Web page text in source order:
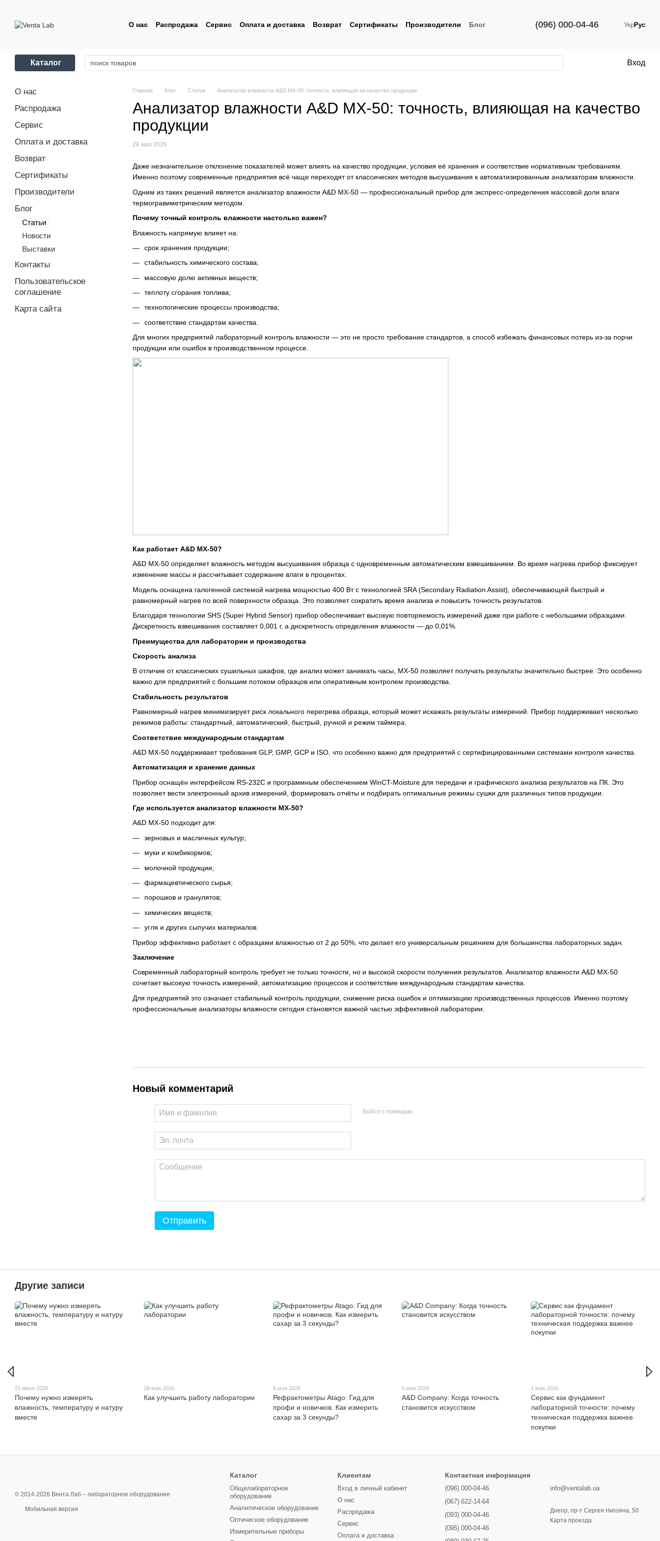
О нас Распродажа Сервис Оплата и доставка Возврат Сертификаты Производители
Блог
(096) 000-04-46 УкрРус
Каталог Вход
Главная Блог Статьи Анализатор влажности A&D MX-50: точность, влияющая на качество продукции
Анализатор влажности A&D MX-50: точность, влияющая на качество
продукции
28 мая 2026
Даже незначительное отклонение показателей может влиять на качество продукции, условия её хранения и соответствие нормативным требованиям.
Именно поэтому современные предприятия всё чаще переходят от классических методов высушивания к автоматизированным анализаторам влажности.
Одним из таких решений является анализатор влажности A&D MX-50 — профессиональный прибор для экспресс-определения массовой доли влаги
термогравиметрическим методом.
Почему точный контроль влажности настолько важен?
Влажность напрямую влияет на:
срок хранения продукции;
стабильность химического состава;
массовую долю активных веществ;
теплоту сгорания топлива;
технологические процессы производства;
соответствие стандартам качества.
Для многих предприятий лабораторный контроль влажности — это не просто требование стандартов, а способ избежать финансовых потерь из-за порчи
продукции или ошибок в производственном процессе.
Как работает A&D MX-50?
A&D MX-50 определяет влажность методом высушивания образца с одновременным автоматическим взвешиванием. Во время нагрева прибор фиксирует
изменение массы и рассчитывает содержание влаги в процентах.
Модель оснащена галогенной системой нагрева мощностью 400 Вт с технологией SRA (Secondary Radiation Assist), обеспечивающей быстрый и
равномерный нагрев по всей поверхности образца. Это позволяет сократить время анализа и повысить точность результатов.
Благодаря технологии SHS (Super Hybrid Sensor) прибор обеспечивает высокую повторяемость измерений даже при работе с небольшими образцами.
Дискретность взвешивания составляет 0,001 г, а дискретность определения влажности — до 0,01%.
Преимущества для лаборатории и производства
Скорость анализа
В отличие от классических сушильных шкафов, где анализ может занимать часы, MX-50 позволяет получать результаты значительно быстрее. Это особенно
важно для предприятий с большим потоком образцов или оперативным контролем производства.
Стабильность результатов
Равномерный нагрев минимизирует риск локального перегрева образца, который может искажать результаты измерений. Прибор поддерживает несколько
режимов работы: стандартный, автоматический, быстрый, ручной и режим таймера.
Соответствие международным стандартам
A&D MX-50 поддерживает требования GLP, GMP, GCP и ISO, что особенно важно для предприятий с сертифицированными системами контроля качества.
Автоматизация и хранение данных
Прибор оснащён интерфейсом RS-232C и программным обеспечением WinCT-Moisture для передачи и графического анализа результатов на ПК. Это
позволяет вести электронный архив измерений, формировать отчёты и подбирать оптимальные режимы сушки для различных типов продукции.
Где используется анализатор влажности MX-50?
A&D MX-50 подходит для:
зерновых и масличных культур;
муки и комбикормов;
молочной продукции;
фармацевтического сырья;
порошков и гранулятов;
химических веществ;
угля и других сыпучих материалов.
Прибор эффективно работает с образцами влажностью от 2 до 50%, что делает его универсальным решением для большинства лабораторных задач.
Заключение
Современный лабораторный контроль требует не только точности, но и высокой скорости получения результатов. Анализатор влажности A&D MX-50
сочетает высокую точность измерений, автоматизацию процессов и соответствие международным стандартам качества.
Для предприятий это означает стабильный контроль продукции, снижение риска ошибок и оптимизацию производственных процессов. Именно поэтому
профессиональные анализаторы влажности сегодня становятся важной частью эффективной лаборатории.
Новый комментарий
Войти с помощью
Отправить
О нас
Распродажа
Сервис
Оплата и доставка
Возврат
Сертификаты
Производители
Блог
Статьи
Новости
Выставки
Контакты
Пользовательское
соглашение
Карта сайта
Другие записи
21 июля 2026
Почему нужно измерять
влажность, температуру и натуру
вместе
28 мая 2026
Как улучшить работу лаборатории
6 мая 2026
Рефрактометры Atago: Гид для
профи и новичков. Как измерить
сахар за 3 секунды?
6 мая 2026
A&D Company: Когда точность
становится искусством
1 мая 2026
Сервис как фундамент
лабораторной точности: почему
техническая поддержка важнее
покупки
© 2014-2026 Вента Лаб – лабораторное оборудование
Мобильная версия
Каталог
Общелабораторное
оборудование
Аналитическое оборудование
Оптическое оборудование
Измерительные приборы
Клиентам
Вход в личный кабинет
О нас
Распродажа
Сервис
Оплата и доставка
Контактная информация
(096) 000-04-46
(067) 622-14-64
(093) 000-04-46
(095) 000-04-46
info@ventalab.ua
Днепр, пр-т Сергея Нигояна, 50
Карта проезда